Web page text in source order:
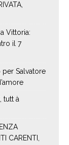
Vittoria:
il 7
per Salvatore
tutt à
CARENTI,